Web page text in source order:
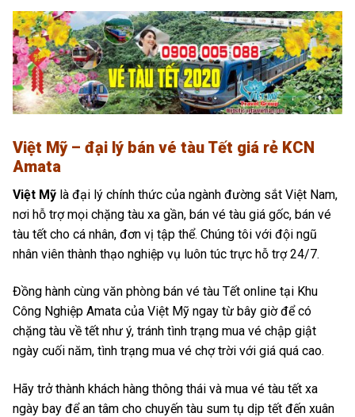
Việt Mỹ – đại lý bán vé tàu Tết giá rẻ KCN
Amata
Việt Mỹ là đại lý chính thức của ngành đường sắt Việt Nam,
nơi hỗ trợ mọi chặng tàu xa gần, bán vé tàu giá gốc, bán vé
tàu tết cho cá nhân, đơn vị tập thể. Chúng tôi với đội ngũ
nhân viên thành thạo nghiệp vụ luôn túc trực hỗ trợ 24/7.
Đồng hành cùng văn phòng bán vé tàu Tết online tại Khu
Công Nghiệp Amata của Việt Mỹ ngay từ bây giờ để có
chặng tàu về tết như ý, tránh tình trạng mua vé chập giật
ngày cuối năm, tình trạng mua vé chợ trời với giá quá cao.
Hãy trở thành khách hàng thông thái và mua vé tàu tết xa
ngày bay để an tâm cho chuyến tàu sum tụ dịp tết đến xuân